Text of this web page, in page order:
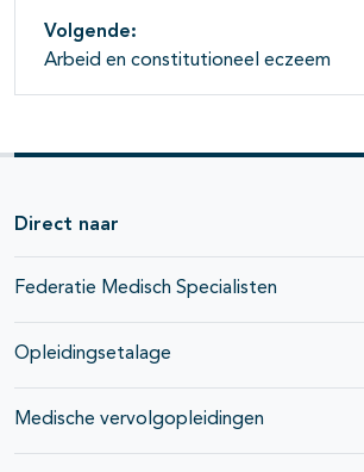
Volgende:
Arbeid en constitutioneel eczeem
Direct naar
Federatie Medisch Specialisten
Opleidingsetalage
Medische vervolgopleidingen